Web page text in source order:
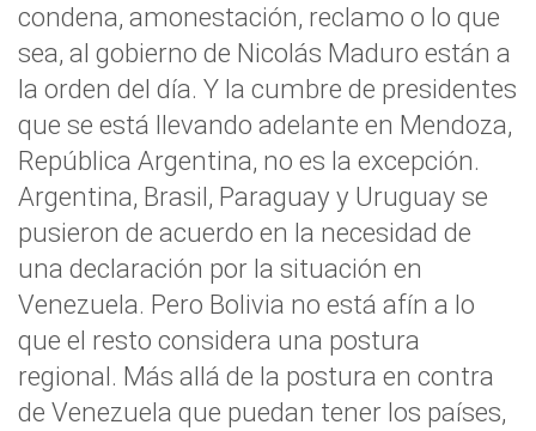
condena, amonestación, reclamo o lo que
sea, al gobierno de Nicolás Maduro están a
la orden del día. Y la cumbre de presidentes
que se está llevando adelante en Mendoza,
República Argentina, no es la excepción.
Argentina, Brasil, Paraguay y Uruguay se
pusieron de acuerdo en la necesidad de
una declaración por la situación en
Venezuela. Pero Bolivia no está afín a lo
que el resto considera una postura
regional. Más allá de la postura en contra
de Venezuela que puedan tener los países,